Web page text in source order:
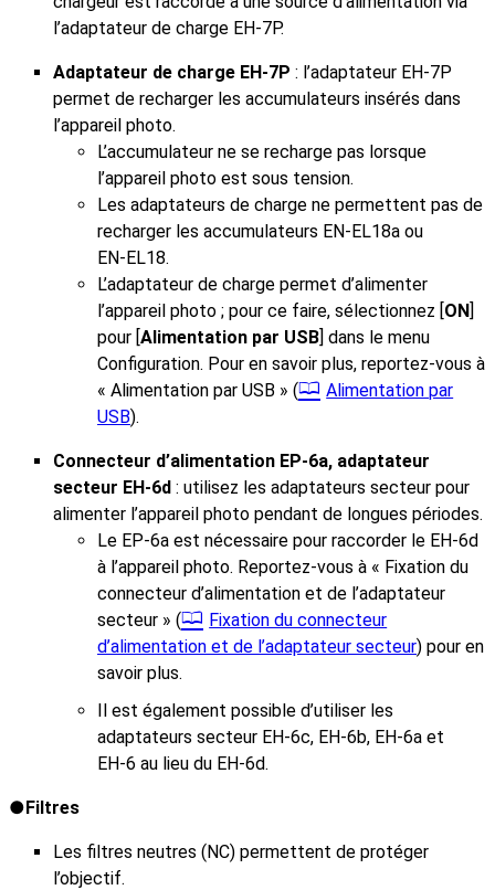
l’adaptateur de charge EH‑7P.
Adaptateur de charge EH‑7P : l’adaptateur EH‑7P
permet de recharger les accumulateurs insérés dans
l’appareil photo.
L’accumulateur ne se recharge pas lorsque
l’appareil photo est sous tension.
Les adaptateurs de charge ne permettent pas de
recharger les accumulateurs EN‑EL18a ou
EN‑EL18.
L’adaptateur de charge permet d’alimenter
l’appareil photo ; pour ce faire, sélectionnez [ON]
pour [Alimentation par USB] dans le menu
Configuration. Pour en savoir plus, reportez-vous à
« Alimentation par USB » (
Alimentation par
USB).
Connecteur d’alimentation EP‑6a, adaptateur
secteur EH‑6d : utilisez les adaptateurs secteur pour
alimenter l’appareil photo pendant de longues périodes.
Le EP‑6a est nécessaire pour raccorder le EH‑6d
à l’appareil photo. Reportez-vous à « Fixation du
connecteur d’alimentation et de l’adaptateur
secteur » (
Fixation du connecteur
d’alimentation et de l’adaptateur secteur) pour en
savoir plus.
Il est également possible d’utiliser les
adaptateurs secteur EH‑6c, EH‑6b, EH‑6a et
EH‑6 au lieu du EH‑6d.
Filtres
Les filtres neutres (NC) permettent de protéger
l’objectif.